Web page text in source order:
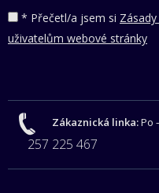
* Přečetl/a jsem si
uživatelům webové stránky
Zákaznická linka:Po
257 225 467